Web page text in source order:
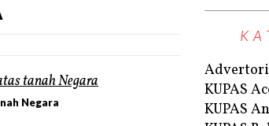
Negara
KUPAS
KUPAS